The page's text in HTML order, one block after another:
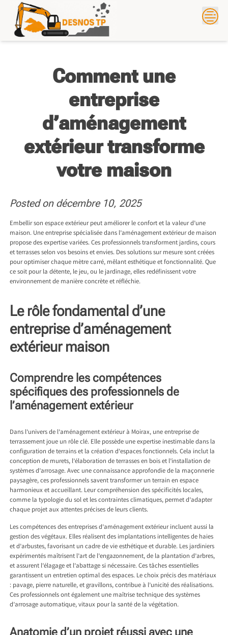
content
Comment une
entreprise
d’aménagement
extérieur transforme
votre maison
Posted on décembre 10, 2025
Embellir son espace extérieur peut améliorer le confort et la valeur d’une
maison. Une entreprise spécialisée dans l’aménagement extérieur de maison
propose des expertise variées. Ces professionnels transforment jardins, cours
et terrasses selon vos besoins et envies. Des solutions sur mesure sont créées
pour optimiser chaque mètre carré, mêlant esthétique et fonctionnalité. Que
ce soit pour la détente, le jeu, ou le jardinage, elles redéfinissent votre
environnement de manière concrète et réfléchie.
Le rôle fondamental d’une
entreprise d’aménagement
extérieur maison
Comprendre les compétences
spécifiques des professionnels de
l’aménagement extérieur
Dans l’univers de l’aménagement extérieur à Moirax, une entreprise de
terrassement joue un rôle clé. Elle possède une expertise inestimable dans la
configuration de terrains et la création d’espaces fonctionnels. Cela inclut la
conception de murets, l’élaboration de terrasses en bois et l’installation de
systèmes d’arrosage. Avec une connaissance approfondie de la maçonnerie
paysagère, ces professionnels savent transformer un terrain en espace
harmonieux et accueillant. Leur compréhension des spécificités locales,
comme la typologie du sol et les contraintes climatiques, permet d’adapter
chaque projet aux attentes précises de leurs clients.
Les compétences des entreprises d’aménagement extérieur incluent aussi la
gestion des végétaux. Elles réalisent des implantations intelligentes de haies
et d’arbustes, favorisant un cadre de vie esthétique et durable. Les jardiniers
expérimentés maîtrisent l’art de l’engazonnement, de la plantation d’arbres,
et assurent l’élagage et l’abattage si nécessaire. Ces tâches essentielles
garantissent un entretien optimal des espaces. Le choix précis des matériaux
: pavage, pierre naturelle, et gravillons, contribue à l’unicité des réalisations.
Ces professionnels ont également une maîtrise technique des systèmes
d’arrosage automatique, vitaux pour la santé de la végétation.